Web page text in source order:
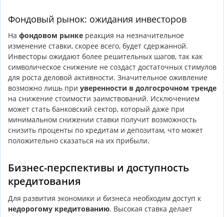
Фондовый рынок: ожидания инвесторов
На фондовом рынке реакция на незначительное
изменение ставки, скорее всего, будет сдержанной.
Инвесторы ожидают более решительных шагов, так как
символическое снижение не создаст достаточных стимулов
для роста деловой активности. Значительное оживление
возможно лишь при уверенности в долгосрочном тренде
на снижение стоимости заимствований. Исключением
может стать банковский сектор, который даже при
минимальном снижении ставки получит возможность
снизить проценты по кредитам и депозитам, что может
положительно сказаться на их прибыли.
Бизнес-перспективы и доступность
кредитования
Для развития экономики и бизнеса необходим доступ к
недорогому кредитованию. Высокая ставка делает